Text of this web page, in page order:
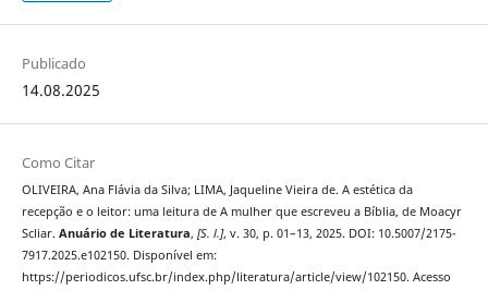
Publicado
14.08.2025
Como Citar
OLIVEIRA, Ana Flávia da Silva; LIMA, Jaqueline Vieira de. A estética da
recepção e o leitor: uma leitura de A mulher que escreveu a Bíblia, de Moacyr
Scliar. Anuário de Literatura, [S. l.], v. 30, p. 01–13, 2025. DOI: 10.5007/2175-
7917.2025.e102150. Disponível em:
https://periodicos.ufsc.br/index.php/literatura/article/view/102150. Acesso